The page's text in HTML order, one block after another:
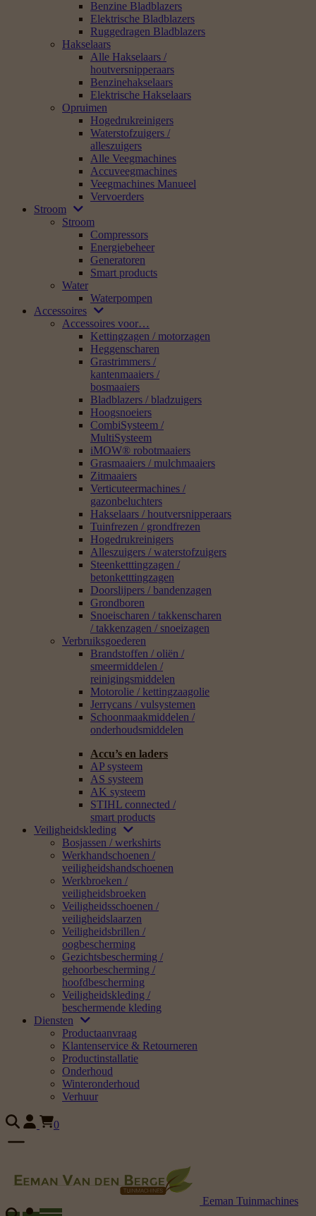
Benzine Bladblazers
Elektrische Bladblazers
Ruggedragen Bladblazers
Hakselaars
Alle Hakselaars /
houtversnipperaars
Benzinehakselaars
Elektrische Hakselaars
Opruimen
Hogedrukreinigers
Waterstofzuigers /
alleszuigers
Alle Veegmachines
Accuveegmachines
Veegmachines Manueel
Vervoerders
Stroom
Stroom
Compressors
Energiebeheer
Generatoren
Smart products
Water
Waterpompen
Accessoires
Accessoires voor…
Kettingzagen / motorzagen
Heggenscharen
Grastrimmers /
kantenmaaiers /
bosmaaiers
Bladblazers / bladzuigers
Hoogsnoeiers
CombiSysteem /
MultiSysteem
iMOW® robotmaaiers
Grasmaaiers / mulchmaaiers
Zitmaaiers
Verticuteermachines /
gazonbeluchters
Hakselaars / houtversnipperaars
Tuinfrezen / grondfrezen
Hogedrukreinigers
Alleszuigers / waterstofzuigers
Steenketttingzagen /
betonketttingzagen
Doorslijpers / bandenzagen
Grondboren
Snoeischaren / takkenscharen
/ takkenzagen / snoeizagen
Verbruiksgoederen
Brandstoffen / oliën /
smeermiddelen /
reinigingsmiddelen
Motorolie / kettingzaagolie
Jerrycans / vulsystemen
Schoonmaakmiddelen /
onderhoudsmiddelen
Accu’s en laders
AP systeem
AS systeem
AK systeem
STIHL connected /
smart products
Veiligheidskleding
Bosjassen / werkshirts
Werkhandschoenen /
veiligheidshandschoenen
Werkbroeken /
veiligheidsbroeken
Veiligheidsschoenen /
veiligheidslaarzen
Veiligheidsbrillen /
oogbescherming
Gezichtsbescherming /
gehoorbescherming /
hoofdbescherming
Veiligheidskleding /
beschermende kleding
Diensten
Productaanvraag
Klantenservice & Retourneren
Productinstallatie
Onderhoud
Winteronderhoud
Verhuur
0
Eeman Tuinmachines